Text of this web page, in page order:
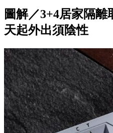
圖解／3+4居家隔
天起外出須陰性